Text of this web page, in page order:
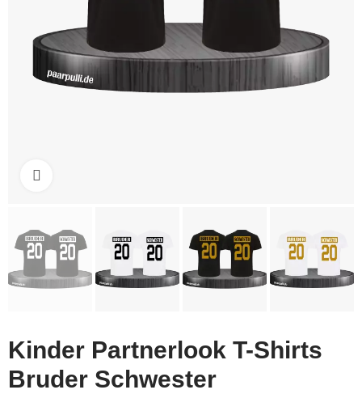
Kinder Partnerlook T-Shirts
Bruder Schwester